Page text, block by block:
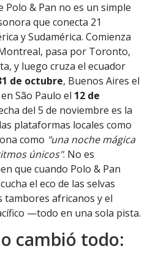
Polo & Pan no es un simple
que conecta 21
y Sudamérica. Comienza
pasa por Toronto,
y luego cruza el ecuador
de octubre, Buenos Aires el
São Paulo el 12 de
del 5 de noviembre es la
plataformas locales como
como "una noche mágica
únicos". No es
que cuando Polo & Pan
el eco de las selvas
tambores africanos y el
—todo en una sola pista.
cambió todo: